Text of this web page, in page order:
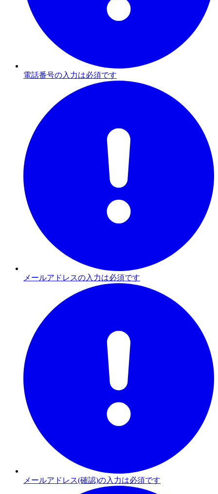
電話番号の入力は必須です
メールアドレスの入力は必須です
メールアドレス(確認)の入力は必須です